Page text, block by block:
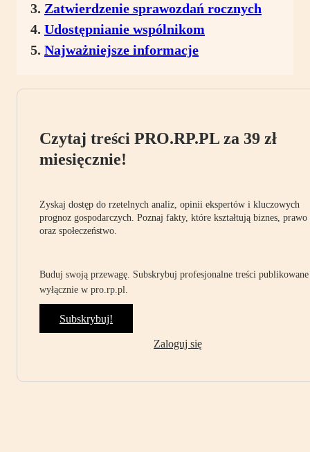
Zatwierdzenie sprawozdań rocznych
Udostępnianie wspólnikom
Najważniejsze informacje
Czytaj treści PRO.RP.PL za 39 zł
miesięcznie!
Zyskaj dostęp do rzetelnych analiz, opinii ekspertów i kluczowych
prognoz gospodarczych. Poznaj fakty, które kształtują biznes, prawo
oraz społeczeństwo.
Buduj swoją przewagę. Subskrybuj profesjonalne treści publikowane
wyłącznie w pro.rp.pl.
Subskrybuj!
Zaloguj się